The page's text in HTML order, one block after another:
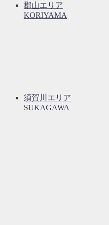
郡山エリア
KORIYAMA
須賀川エリア
SUKAGAWA